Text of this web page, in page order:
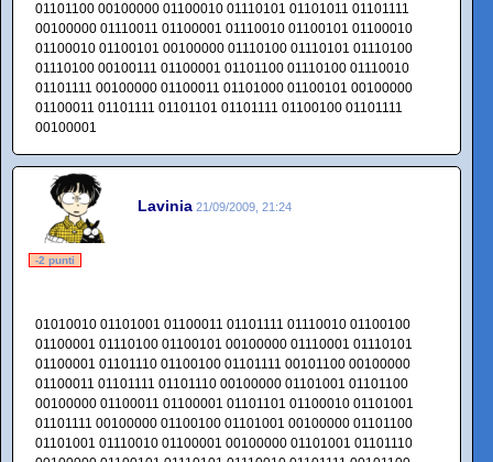
01101100 00100000 01100010 01110101 01101011 01101111
00100000 01110011 01100001 01110010 01100101 01100010
01100010 01100101 00100000 01110100 01110101 01110100
01110100 00100111 01100001 01101100 01110100 01110010
01101111 00100000 01100011 01101000 01100101 00100000
01100011 01101111 01101101 01101111 01100100 01101111
00100001
Lavinia 21/09/2009, 21:24
-2 punti
01010010 01101001 01100011 01101111 01110010 01100100
01100001 01110100 01100101 00100000 01110001 01110101
01100001 01101110 01100100 01101111 00101100 00100000
01100011 01101111 01101110 00100000 01101001 01101100
00100000 01100011 01100001 01101101 01100010 01101001
01101111 00100000 01100100 01101001 00100000 01101100
01101001 01110010 01100001 00100000 01101001 01101110